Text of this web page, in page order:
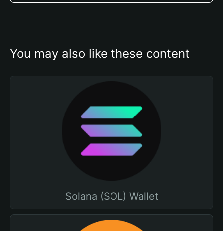
You may also like these content
Solana (SOL) Wallet